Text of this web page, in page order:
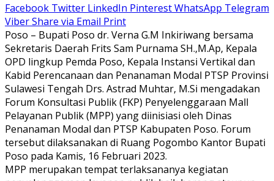
Facebook Twitter LinkedIn PinterestWhatsApp Telegram
ViberShare via Email Print
Poso – Bupati Poso dr. Verna G.M Inkiriwang bersama
Sekretaris Daerah Frits Sam Purnama SH.,M.Ap, Kepala
OPD lingkup Pemda Poso, Kepala Instansi Vertikal dan
Kabid Perencanaan dan Penanaman Modal PTSP Provinsi
Sulawesi Tengah Drs. Astrad Muhtar, M.Si mengadakan
Forum Konsultasi Publik (FKP) Penyelenggaraan Mall
Pelayanan Publik (MPP) yang diinisiasi oleh Dinas
Penanaman Modal dan PTSP Kabupaten Poso. Forum
tersebut dilaksanakan di Ruang Pogombo Kantor Bupati
Poso pada Kamis, 16 Februari 2023.
MPP merupakan tempat terlaksananya kegiatan